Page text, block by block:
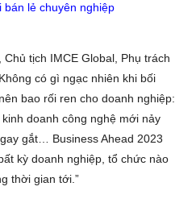
bán lẻ chuyên nghiệp
tịch IMCE Global, Phụ trách
có gì ngạc nhiên khi bối
bao rối ren cho doanh nghiệp:
doanh công nghệ mới nảy
gắt… Business Ahead 2023
kỳ doanh nghiệp, tổ chức nào
thời gian tới.”